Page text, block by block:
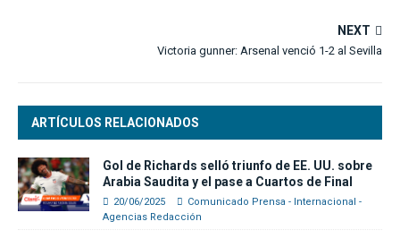
NEXT
Victoria gunner: Arsenal venció 1-2 al Sevilla
ARTÍCULOS RELACIONADOS
Gol de Richards selló triunfo de EE. UU. sobre
Arabia Saudita y el pase a Cuartos de Final
20/06/2025
Comunicado Prensa - Internacional -
Agencias Redacción